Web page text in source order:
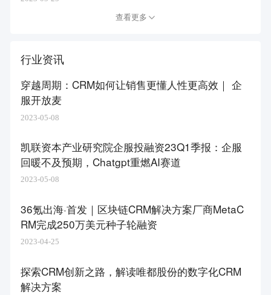
查看更多
行业资讯
穿越周期：CRM如何让销售更懂人性更高效｜ 企
服开放麦
2023-05-08
凯联资本产业研究院企服投融资23Q1季报：企服
回暖不及预期，Chatgpt重燃AI赛道
2023-05-08
36氪出海·首发｜区块链CRM解决方案厂商MetaC
RM完成250万美元种子轮融资
2023-04-25
探索CRM创新之路，解读唯都股份的数字化CRM
解决方案